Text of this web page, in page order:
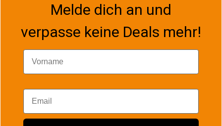
Melde dich an und
verpasse keine Deals mehr!
Vorname
Email